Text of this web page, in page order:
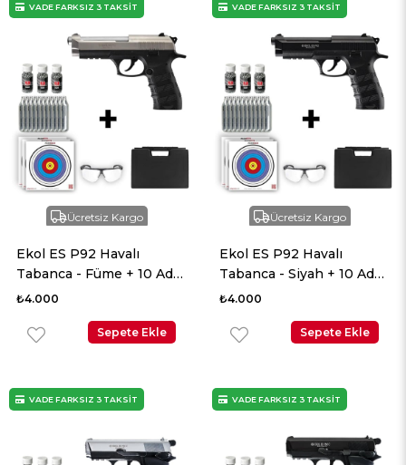
Ücretsiz Kargo
Ekol ES P92 Havalı
Tabanca - Füme + 10 Adet
Co2 + 3 Adet 4.5mm BB +
Gözlük
₺4.000
Sepete Ekle
VADE FARKSIZ 3 TAKSİT
Ücretsiz Kargo
Ekol ES P92 Havalı
Tabanca - Siyah + 10 Adet
Co2 + 3 Adet 4.5mm BB +
Gözlük
₺4.000
Sepete Ekle
VADE FARKSIZ 3 TAKSİT
VADE FARKSIZ 3 TAKSİT VADE FARKSIZ 3 TAKSİT